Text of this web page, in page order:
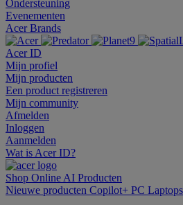
Ondersteuning
Evenementen
Acer Brands
Acer ID
Mijn profiel
Mijn producten
Een product registreren
Mijn community
Afmelden
Inloggen
Aanmelden
Wat is Acer ID?
Shop Online AI Producten
Nieuwe producten Copilot+ PC Laptops